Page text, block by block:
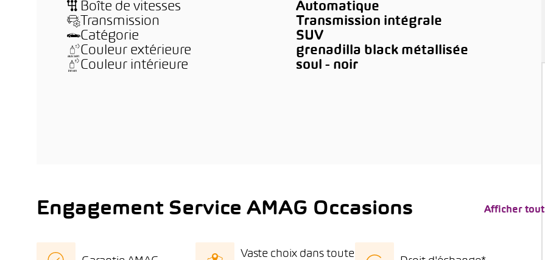
Boîte de vitesses
Automatique
Transmission
Transmission intégrale
Catégorie
SUV
Couleur extérieure
grenadilla black métallisée
Couleur intérieure
soul - noir
Engagement Service AMAG Occasions Afficher tout
Vaste choix dans toute